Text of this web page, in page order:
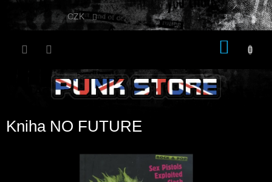
Přejít
CZK
Kniha NO FUTURE